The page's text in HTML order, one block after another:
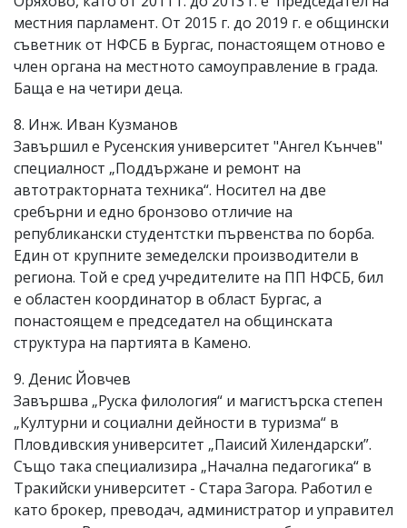
местния парламент. От 2015 г. до 2019 г. е общински
съветник от НФСБ в Бургас, понастоящем отново е
член органа на местното самоуправление в града.
Баща е на четири деца.
8. Инж. Иван Кузманов
Завършил е Русенския университет "Ангел Кънчев"
специалност „Поддържане и ремонт на
автотракторната техника“. Носител на две
сребърни и едно бронзово отличие на
републикански студентстки първенства по борба.
Един от крупните земеделски производители в
региона. Той е сред учредителите на ПП НФСБ, бил
е областен координатор в област Бургас, а
понастоящем е председател на общинската
структура на партията в Камено.
9. Денис Йовчев
Завършва „Руска филология“ и магистърска степен
„Културни и социални дейности в туризма“ в
Пловдивския университет „Паисий Хилендарски”.
Също така специализира „Начална педагогика“ в
Тракийски университет - Стара Загора. Работил е
като брокер, преводач, администратор и управител